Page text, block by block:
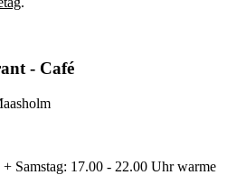
- Café
Samstag: 17.00 - 22.00 Uhr warme